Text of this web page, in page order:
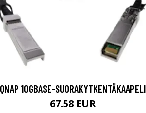
QNAP 10GBASE-SUORAKYTKENTÄKAAPELI
67.58 EUR